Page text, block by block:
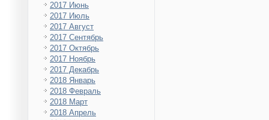
2017 Июнь
2017 Июль
2017 Август
2017 Сентябрь
2017 Октябрь
2017 Ноябрь
2017 Декабрь
2018 Январь
2018 Февраль
2018 Март
2018 Апрель